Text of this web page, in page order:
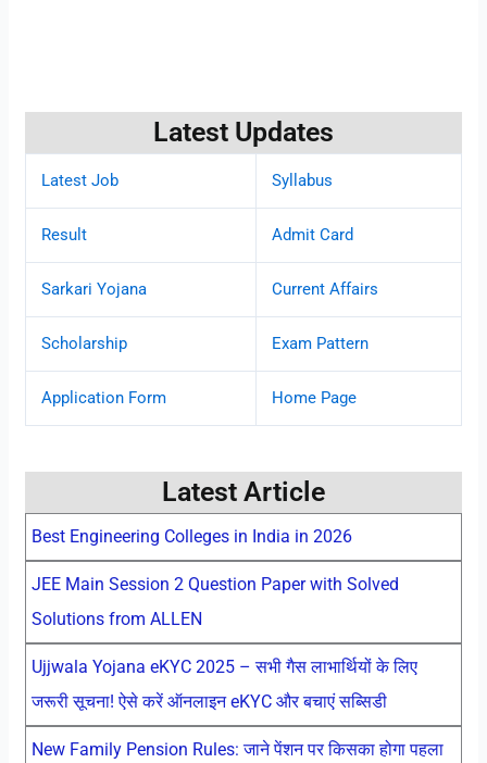
Latest Updates
Latest Job Syllabus
Result Admit Card
Sarkari Yojana Current Affairs
Scholarship Exam Pattern
Application Form Home Page
Latest Article
Best Engineering Colleges in India in 2026
JEE Main Session 2 Question Paper with Solved
Solutions from ALLEN
Ujjwala Yojana eKYC 2025 – सभी गैस लाभार्थियों के लिए
जरूरी सूचना! ऐसे करें ऑनलाइन eKYC और बचाएं सब्सिडी
New Family Pension Rules: जाने पेंशन पर किसका होगा पहला